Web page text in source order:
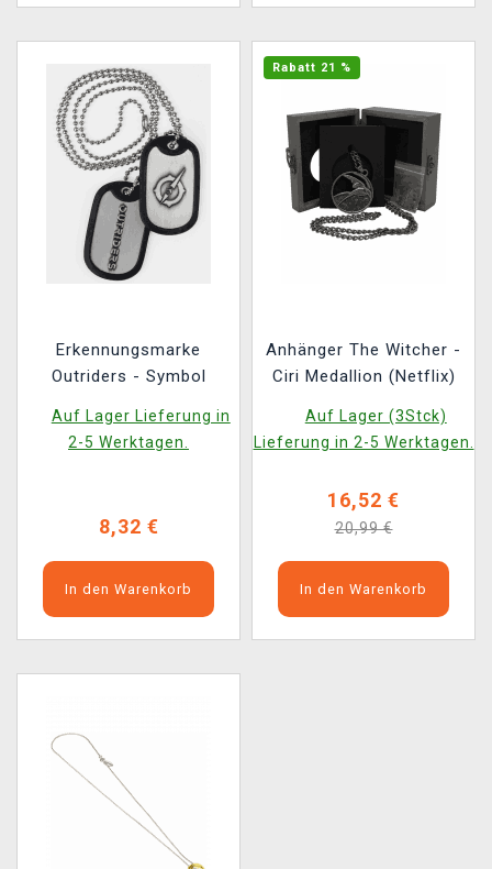
Erkennungsmarke
Outriders - Symbol
Auf Lager Lieferung in
2-5 Werktagen.
8,32 €
In den Warenkorb
Rabatt 21 %
Anhänger The Witcher -
Ciri Medallion (Netflix)
Auf Lager (3Stck)
Lieferung in 2-5 Werktagen.
16,52 €
20,99 €
In den Warenkorb